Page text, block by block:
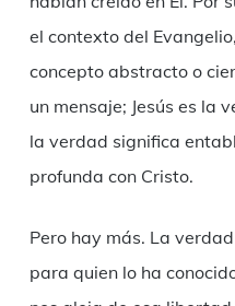
el contexto del
concepto abstracto o
un mensaje; Jesús es la
la verdad significa
profunda con Cristo.
Pero hay más. La
para quien lo ha